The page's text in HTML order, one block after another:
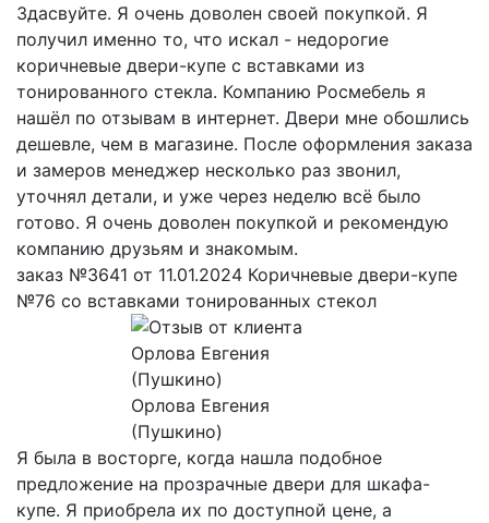
Здасвуйте. Я очень доволен своей покупкой. Я
получил именно то, что искал - недорогие
коричневые двери-купе с вставками из
тонированного стекла. Компанию Росмебель я
нашёл по отзывам в интернет. Двери мне обошлись
дешевле, чем в магазине. После оформления заказа
и замеров менеджер несколько раз звонил,
уточнял детали, и уже через неделю всё было
готово. Я очень доволен покупкой и рекомендую
компанию друзьям и знакомым.
заказ №3641 от 11.01.2024 Коричневые двери-купе
№76 со вставками тонированных стекол
Орлова Евгения
(Пушкино)
Я была в восторге, когда нашла подобное
предложение на прозрачные двери для шкафа-
купе. Я приобрела их по доступной цене, а